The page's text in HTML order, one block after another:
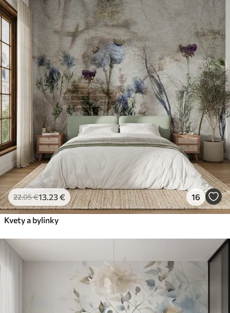
22.05€13.23€ 16
Kvety a bylinky